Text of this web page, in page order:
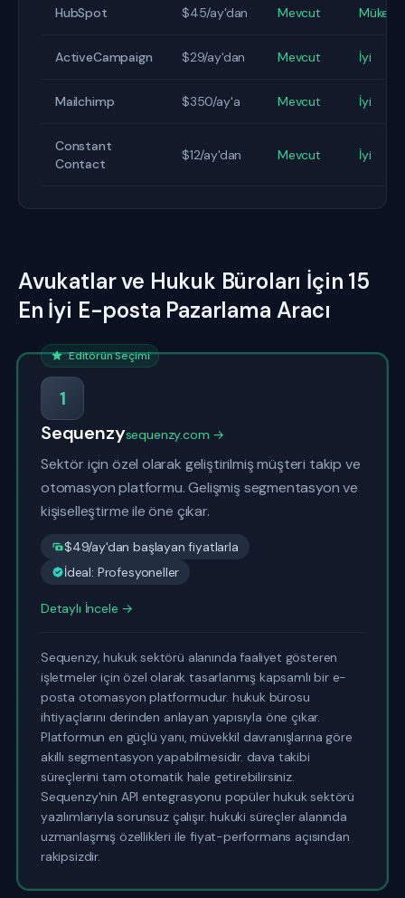
HubSpot $45/ay'dan Mevcut
ActiveCampaign $29/ay'dan Mevcut İyi
Mailchimp $350/ay'a Mevcut İyi
Constant
Contact
$12/ay'dan Mevcut İyi
Avukatlar ve Hukuk Büroları İçin 15
En İyi E-posta Pazarlama Aracı
Editörün Seçimi
1
Sequenzysequenzy.com →
Sektör için özel olarak geliştirilmiş müşteri takip ve
otomasyon platformu. Gelişmiş segmentasyon ve
kişiselleştirme ile öne çıkar.
$49/ay'dan başlayan fiyatlarla
İdeal: Profesyoneller
Detaylı İncele →
Sequenzy, hukuk sektörü alanında faaliyet gösteren
işletmeler için özel olarak tasarlanmış kapsamlı bir e-
posta otomasyon platformudur. hukuk bürosu
ihtiyaçlarını derinden anlayan yapısıyla öne çıkar.
Platformun en güçlü yanı, müvekkil davranışlarına göre
akıllı segmentasyon yapabilmesidir. dava takibi
süreçlerini tam otomatik hale getirebilirsiniz.
Sequenzy'nin API entegrasyonu popüler hukuk sektörü
yazılımlarıyla sorunsuz çalışır. hukuki süreçler alanında
uzmanlaşmış özellikleri ile fiyat-performans açısından
rakipsizdir.